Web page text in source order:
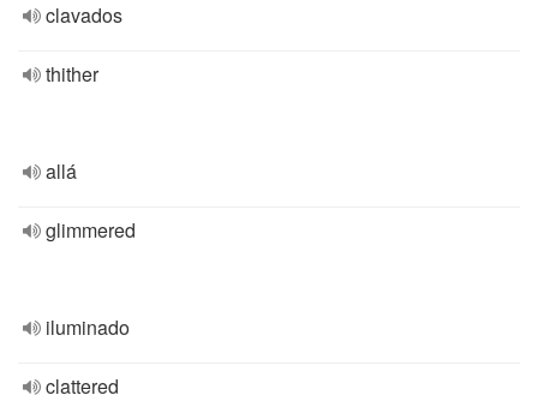
clavados
thither
allá
glimmered
iluminado
clattered